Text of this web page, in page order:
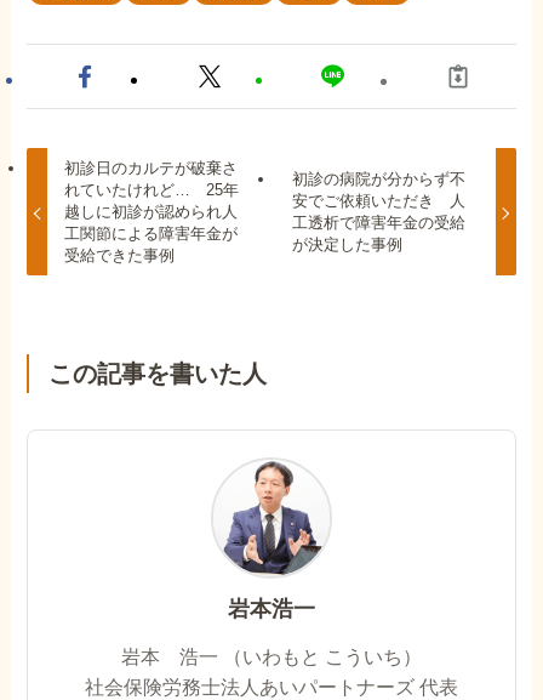
初診日のカルテが破棄さ
れていたけれど… 25年
越しに初診が認められ人
工関節による障害年金が
受給できた事例
初診の病院が分からず不
安でご依頼いただき 人
工透析で障害年金の受給
が決定した事例
この記事を書いた人
岩本浩一
岩本 浩一 （いわもと こういち）
社会保険労務士法人あいパートナーズ 代表